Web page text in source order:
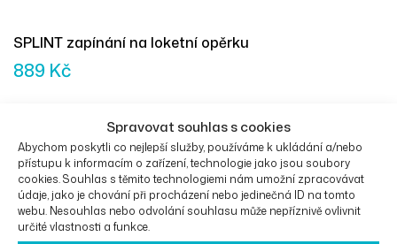
Spravovat souhlas s cookies
Abychom poskytli co nejlepší služby, používáme k ukládání a/nebo
přístupu k informacím o zařízení, technologie jako jsou soubory
cookies. Souhlas s těmito technologiemi nám umožní zpracovávat
údaje, jako je chování při procházení nebo jedinečná ID na tomto
webu. Nesouhlas nebo odvolání souhlasu může nepříznivě ovlivnit
určité vlastnosti a funkce.
SPLINT zapínání na loketní opěrku
889 Kč
Výběr